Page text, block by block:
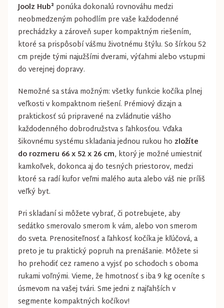
Joolz Hub² ponúka dokonalú rovnováhu medzi
neobmedzeným pohodlím pre vaše každodenné
prechádzky a zároveň super kompaktným riešením,
ktoré sa prispôsobí vášmu životnému štýlu. So šírkou 52
cm prejde tými najužšími dverami, výťahmi alebo vstupmi
do verejnej dopravy.
Nemožné sa stáva možným: všetky funkcie kočíka plnej
veľkosti v kompaktnom riešení. Prémiový dizajn a
praktickosť sú pripravené na zvládnutie vášho
každodenného dobrodružstva s ľahkosťou. Vďaka
šikovnému systému skladania jednou rukou ho zložíte
do rozmeru 66 x 52 x 26 cm, ktorý je možné umiestniť
kamkoľvek, dokonca aj do tesných priestorov, medzi
ktoré sa radí kufor veľmi malého auta alebo váš nie príliš
veľký byt.
Pri skladaní si môžete vybrať, či potrebujete, aby
sedátko smerovalo smerom k vám, alebo von smerom
do sveta. Prenositeľnosť a ľahkosť kočíka je kľúčová, a
preto je tu praktický popruh na prenášanie. Môžete si
ho prehodiť cez rameno a vyjsť po schodoch s oboma
rukami voľnými. Vieme, že hmotnosť s iba 9 kg oceníte s
úsmevom na vašej tvári. Sme jedni z najľahších v
segmente kompaktných kočíkov!